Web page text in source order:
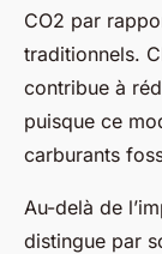
CO2 par
traditionnels.
contribue à
puisque ce
carburants
Au-delà de
distingue par